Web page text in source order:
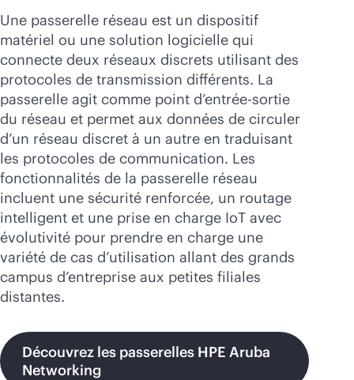
Une passerelle réseau est un dispositif
matériel ou une solution logicielle qui
connecte deux réseaux discrets utilisant des
protocoles de transmission différents. La
passerelle agit comme point d’entrée-sortie
du réseau et permet aux données de circuler
d’un réseau discret à un autre en traduisant
les protocoles de communication. Les
fonctionnalités de la passerelle réseau
incluent une sécurité renforcée, un routage
intelligent et une prise en charge IoT avec
évolutivité pour prendre en charge une
variété de cas d’utilisation allant des grands
campus d’entreprise aux petites filiales
distantes.
Découvrez les passerelles HPE Aruba
Networking